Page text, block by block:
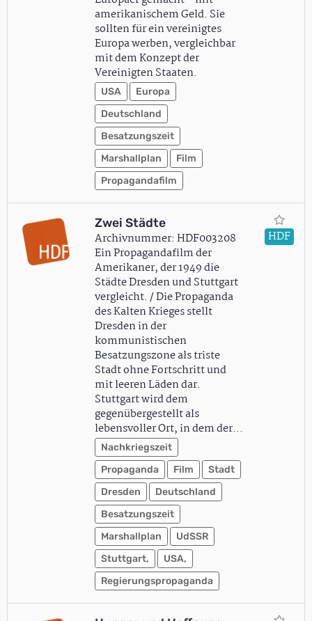
amerikanischem Geld. Sie
sollten für ein vereinigtes
Europa werben, vergleichbar
mit dem Konzept der
Vereinigten Staaten.
USA
Europa
Deutschland
Besatzungszeit
Marshallplan
Film
Propagandafilm
Zwei Städte
Archivnummer: HDF003208
Ein Propagandafilm der
Amerikaner, der 1949 die
Städte Dresden und Stuttgart
vergleicht. / Die Propaganda
des Kalten Krieges stellt
Dresden in der
kommunistischen
Besatzungszone als triste
Stadt ohne Fortschritt und
mit leeren Läden dar.
Stuttgart wird dem
gegenübergestellt als
lebensvoller Ort, in dem der…
Nachkriegszeit
Propaganda
Film
Stadt
Dresden
Deutschland
Besatzungszeit
Marshallplan
UdSSR
Stuttgart,
USA,
Regierungspropaganda
HDF